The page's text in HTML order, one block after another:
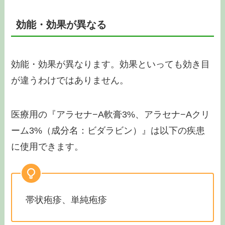
効能・効果が異なる
効能・効果が異なります。効果といっても効き目
が違うわけではありません。
医療用の『アラセナ−A軟膏3%、アラセナ−Aクリ
ーム3%（成分名：ビダラビン）』は以下の疾患
に使用できます。
帯状疱疹、単純疱疹